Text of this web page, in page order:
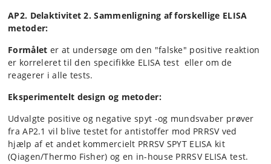
AP2. Delaktivitet 2. Sammenligning af forskellige ELISA
metoder:
Formålet er at undersøge om den "falske" positive reaktion
er korreleret til den specifikke ELISA test eller om de
reagerer i alle tests.
Eksperimentelt design og metoder:
Udvalgte positive og negative spyt -og mundsvaber prøver
fra AP2.1 vil blive testet for antistoffer mod PRRSV ved
hjælp af et andet kommercielt PRRSV SPYT ELISA kit
(Qiagen/Thermo Fisher) og en in-house PRRSV ELISA test.